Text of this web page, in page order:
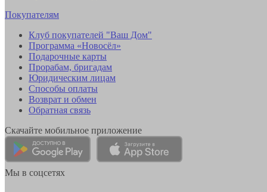
Покупателям
Клуб покупателей "Ваш Дом"
Программа «Новосёл»
Подарочные карты
Прорабам, бригадам
Юридическим лицам
Способы оплаты
Возврат и обмен
Обратная связь
Скачайте мобильное приложение
Мы в соцсетях